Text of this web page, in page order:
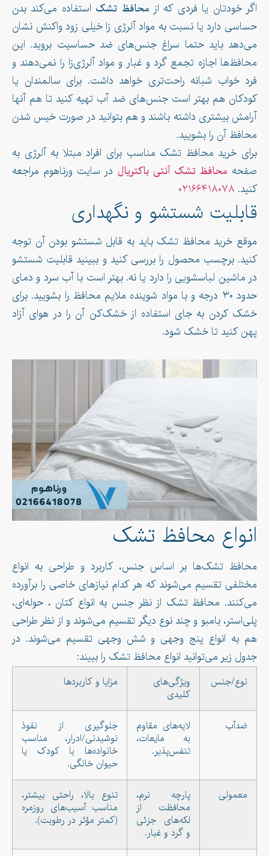
اگر خودتان یا فردی که از محافظ تشک استفاده می‌کند بدن
حساسی دارد یا نسبت به مواد آلرژی زا خیلی زود واکنش نشان
می‌دهد باید حتما سراغ جنس‌های ضد حساسیت بروید. این
محافظ‌ها اجازه تجمع گرد و غبار و مواد آلرژی‌زا را نمی‌دهند و
فرد خواب شبانه راحت‌تری خواهد داشت. برای سالمندان یا
کودکان هم بهتر است جنس‌های ضد آب تهیه کنید تا هم آنها
آرامش بیشتری داشته باشند و هم بتوانید در صورت خیس شدن
محافظ آن را بشویید.
برای خرید محافظ تشک مناسب برای افراد مبتلا به آلرژی به
صفحه محافظ تشک آنتی باکتریال در سایت ورناهوم مراجعه
کنید. ۰۲۱۶۶۴۱۸۰۷۸
قابلیت شستشو و نگهداری
موقع خرید محافظ تشک باید به قابل شستشو بودن آن توجه
کنید. برچسب محصول را بررسی کنید و ببینید قابلیت شستشو
در ماشین لباسشویی را دارد یا نه. بهتر است با آب سرد و دمای
حدود ۳۰ درجه و با مواد شوینده ملایم محافظ را بشویید. برای
خشک کردن به جای استفاده از خشک‌کن آن را در هوای آزاد
پهن کنید تا خشک شود.
انواع محافظ تشک
محافظ تشک‌ها بر اساس جنس، کاربرد و طراحی به انواع
مختلفی تقسیم می‌شوند که هر کدام نیازهای خاصی را برآورده
می‌کنند. محافظ تشک از نظر جنس به انواع کتان ، حوله‌ای،
پلی‌استر، بامبو و چند نوع دیگر تقسیم می‌شوند و از نظر طراحی
هم به انواع پنج وجهی و شش وجهی تقسیم می‌شوند. در
جدول زیر می‌توانید انواع محافظ تشک را ببیند:
نوع/جنس
ویژگی‌های
کلیدی
مزایا و کاربردها
ضدآب
لایه‌های مقاوم
به مایعات،
تنفس‌پذیر.
جلوگیری از نفوذ
نوشیدنی/ادرار، مناسب
خانواده‌ها با کودک یا
حیوان خانگی.
معمولی
پارچه نرم،
محافظت از
لکه‌های جزئی
و گرد و غبار.
تنوع بالا، راحتی بیشتر،
مناسب آسیب‌های روزمره
(کمتر مؤثر در رطوبت).